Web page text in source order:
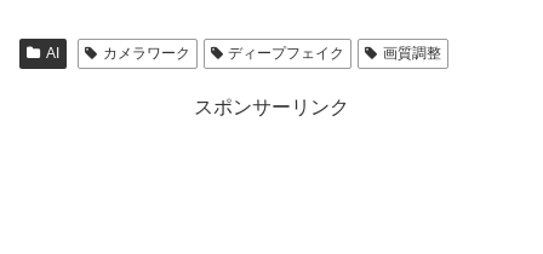
AI カメラワーク ディープフェイク 画質調整
スポンサーリンク